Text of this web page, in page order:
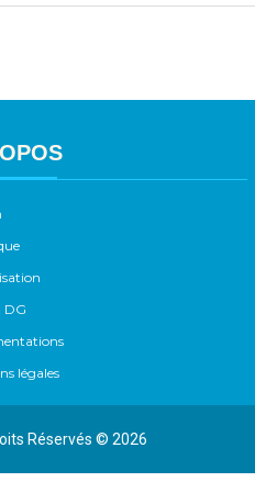
DG
légales
Réservés © 2026